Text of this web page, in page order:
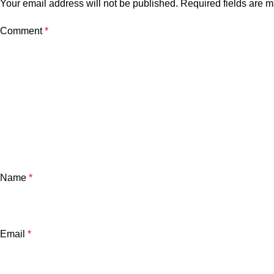
Your email address will not be published. Required fields are
Comment*
Name *
Email *